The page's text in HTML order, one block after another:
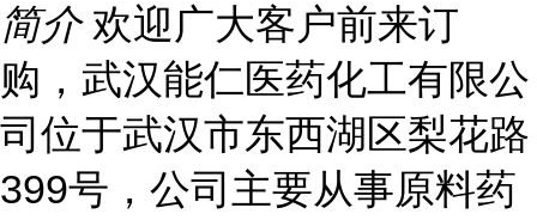
简介 欢迎广大客户前来订
购，武汉能仁医药化工有限公
司位于武汉市东西湖区梨花路
399号，公司主要从事原料药